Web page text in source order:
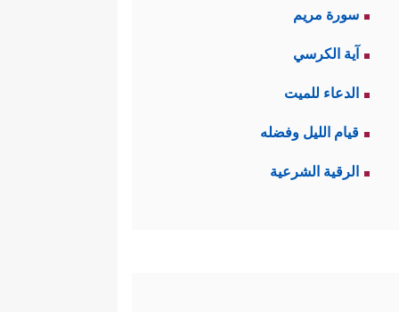
سورة مريم
آية الكرسي
الدعاء للميت
قيام الليل وفضله
الرقية الشرعية